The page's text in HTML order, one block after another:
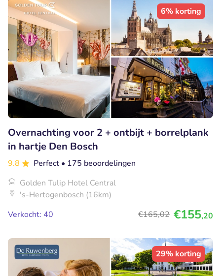
6% korting
Overnachting voor 2 + ontbijt + borrelplank
in hartje Den Bosch
9.8 Perfect • 175 beoordelingen
Golden Tulip Hotel Central
's-Hertogenbosch (16km)
Verkocht: 40
€165,02 €155,20
29% korting